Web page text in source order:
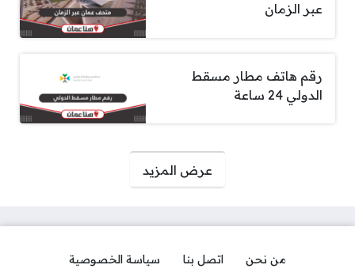
عبر الزمان
رقم هاتف مطار مسقط
الدولي 24 ساعة
عرض المزيد
من نحن اتصل بنا
سياسة الخصوصية